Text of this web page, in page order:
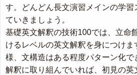
す。どんどん長文演習メインの学習
ていきましょう。
基礎英文解釈の技術100では、立命
けるレベルの英文解釈を身につけま
様、文構造はある程度パターン化で
解釈に取り組んでいれば、初見の英